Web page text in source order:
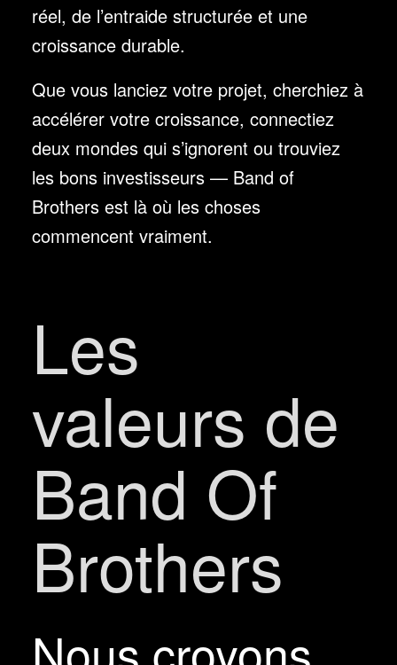
réel, de l’entraide structurée et une
croissance durable.
Que vous lanciez votre projet, cherchiez à
accélérer votre croissance, connectiez
deux mondes qui s’ignorent ou trouviez
les bons investisseurs — Band of
Brothers est là où les choses
commencent vraiment.
Les
valeurs de
Band Of
Brothers